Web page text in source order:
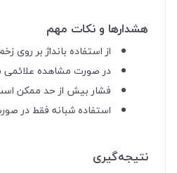
هشدارها و نکات مهم
از استفاده بانداژ بر
در صورت مشاهده علائمی
فشار بیش از حد ممکن
استفاده شبانه فقط در
نتیجه‌گیری